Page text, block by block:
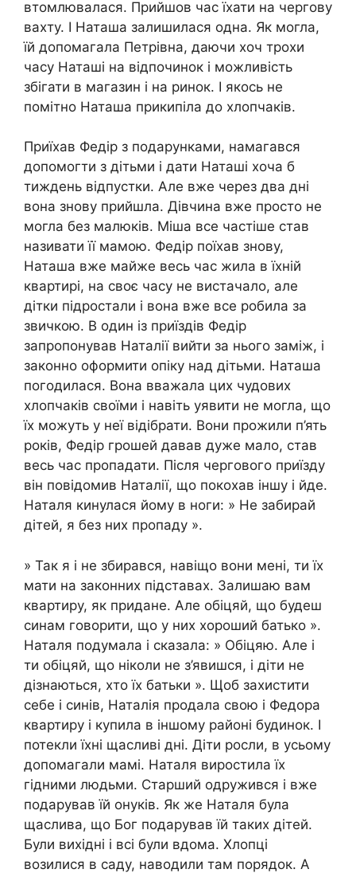
втомлювалася. Прийшов час їхати на чергову
вахту. І Наташа залишилася одна. Як могла,
їй допомагала Петрівна, даючи хоч трохи
часу Наташі на відпочинок і можливість
збігати в магазин і на ринок. І якось не
помітно Наташа прикипіла до хлопчаків.
Приїхав Федір з подарунками, намагався
допомогти з дітьми і дати Наташі хоча б
тиждень відпустки. Але вже через два дні
вона знову прийшла. Дівчина вже просто не
могла без малюків. Міша все частіше став
називати її мамою. Федір поїхав знову,
Наташа вже майже весь час жила в їхній
квартирі, на своє часу не вистачало, але
дітки підростали і вона вже все робила за
звичкою. В один із приїздів Федір
запропонував Наталії вийти за нього заміж, і
законно оформити опіку над дітьми. Наташа
погодилася. Вона вважала цих чудових
хлопчаків своїми і навіть уявити не могла, що
їх можуть у неї відібрати. Вони прожили п’ять
років, Федір грошей давав дуже мало, став
весь час пропадати. Після чергового приїзду
він повідомив Наталії, що покохав іншу і йде.
Наталя кинулася йому в ноги: » Не забирай
дітей, я без них пропаду ».
» Так я і не збирався, навіщо вони мені, ти їх
мати на законних підставах. Залишаю вам
квартиру, як придане. Але обіцяй, що будеш
синам говорити, що у них хороший батько ».
Наталя подумала і сказала: » Обіцяю. Але і
ти обіцяй, що ніколи не з’явишся, і діти не
дізнаються, хто їх батьки ». Щоб захистити
себе і синів, Наталія продала свою і Федора
квартиру і купила в іншому районі будинок. І
потекли їхні щасливі дні. Діти росли, в усьому
допомагали мамі. Наталя виростила їх
гідними людьми. Старший одружився і вже
подарував їй онуків. Як же Наталя була
щаслива, що Бог подарував їй таких дітей.
Були вихідні і всі були вдома. Хлопці
возилися в саду, наводили там порядок. А